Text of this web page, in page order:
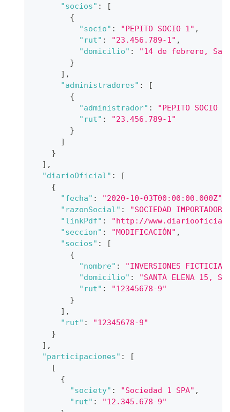
"socios" :
[
{
"socio" : "PEPITO SOCIO 1" ,
"rut" : "23.456.789-1" ,
"domicilio" :
"14 de febrero, San
}
] ,
"administradores" :
[
{
"administrador" :
"PEPITO SOCIO
"rut" :
"23.456.789-1"
}
]
}
] ,
"diarioOficial" :
[
{
"fecha" : "2020-10-03T00:00:00.000Z"
"razonSocial" :
"SOCIEDAD
"linkPdf" :
"http://
"seccion" : "MODIFICACIÓN" ,
"socios" :
[
{
"nombre" :
"INVERSIONES
"domicilio" :
"SANTA ELENA 15,
"rut" :
"12345678-9"
}
] ,
"rut" :
"12345678-9"
}
] ,
"participaciones" :
[
[
{
"society" : "Sociedad 1 SPA" ,
"rut" :
"12.345.678-9"